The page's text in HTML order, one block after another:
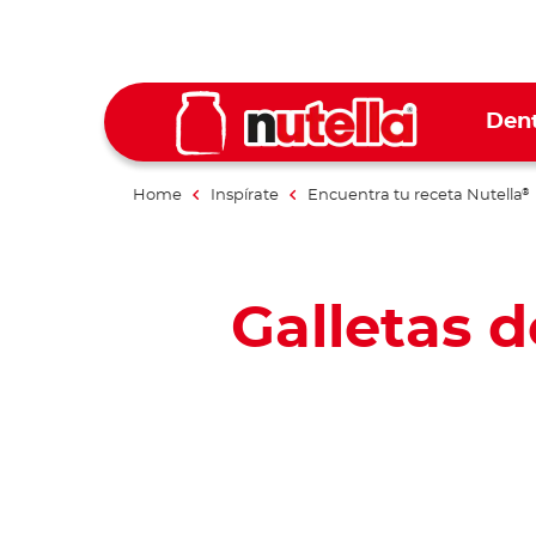
Home Inspírate Encuentra tu receta Nutella®
Galletas